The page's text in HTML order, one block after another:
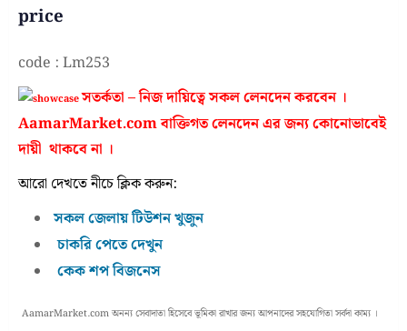
price
code : Lm253
সতর্কতা – নিজ দায়িত্বে সকল লেনদেন করবেন ।
AamarMarket.com বাক্তিগত লেনদেন এর জন্য কোনোভাবেই
দায়ী থাকবে না ।
আরো দেখতে নীচে ক্লিক করুন:
সকল জেলায় টিউশন খুজুন
চাকরি পেতে দেখুন
কেক শপ বিজনেস
AamarMarket.com অনন্য সেবাদাতা হিসেবে ভূমিকা রাখার জন্য আপনাদের সহযোগিতা সর্বদা কাম্য ।